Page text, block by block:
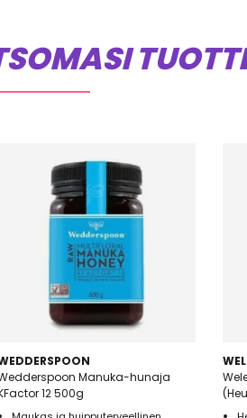
Manuka-hunaja
12 500g